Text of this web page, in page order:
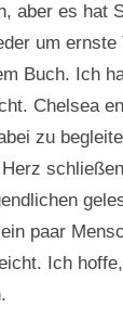
aber es hat
um
Buch. Ich
Chelsea
zu
paar
Ich